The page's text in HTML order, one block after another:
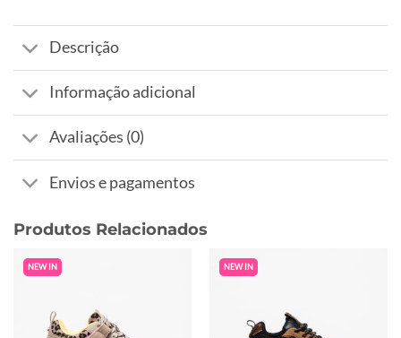
Descrição
Informação adicional
Avaliações (0)
Envios e pagamentos
Produtos Relacionados
NEW IN NEW IN